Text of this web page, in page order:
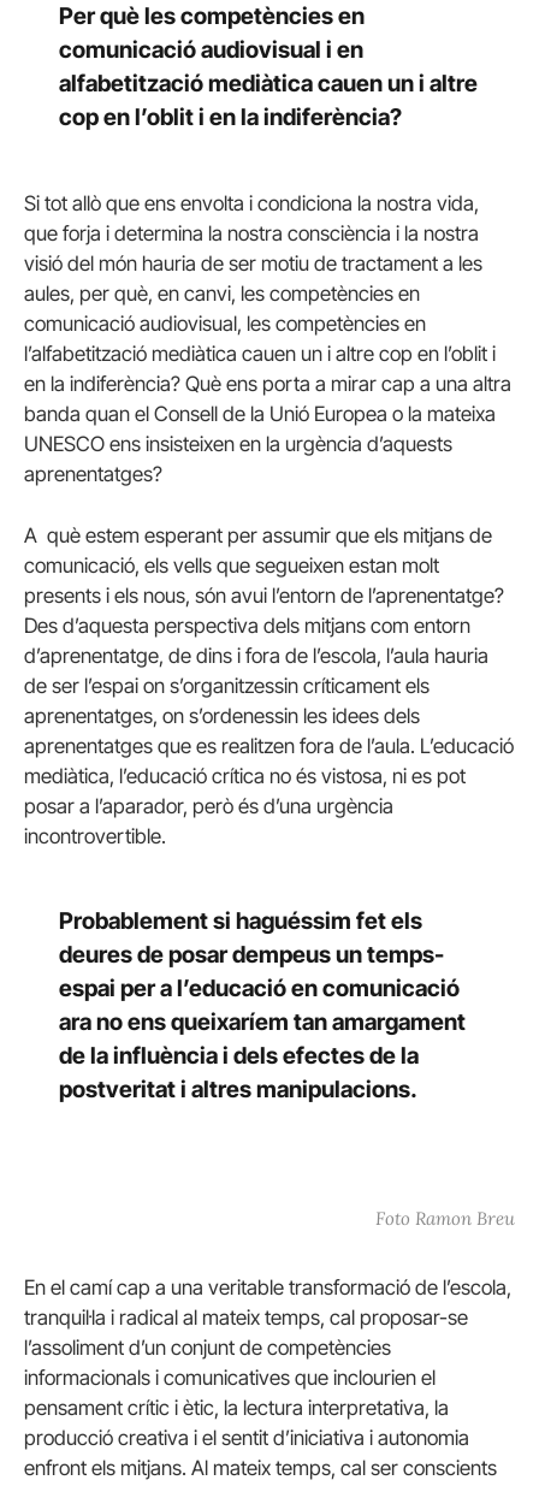
Per què les competències en
comunicació audiovisual i en
alfabetització mediàtica cauen un i altre
cop en l’oblit i en la indiferència?
Si tot allò que ens envolta i condiciona la nostra vida,
que forja i determina la nostra consciència i la nostra
visió del món hauria de ser motiu de tractament a les
aules, per què, en canvi, les competències en
comunicació audiovisual, les competències en
l’alfabetització mediàtica cauen un i altre cop en l’oblit i
en la indiferència? Què ens porta a mirar cap a una altra
banda quan el Consell de la Unió Europea o la mateixa
UNESCO ens insisteixen en la urgència d’aquests
aprenentatges?
A què estem esperant per assumir que els mitjans de
comunicació, els vells que segueixen estan molt
presents i els nous, són avui l’entorn de l’aprenentatge?
Des d’aquesta perspectiva dels mitjans com entorn
d’aprenentatge, de dins i fora de l’escola, l’aula hauria
de ser l’espai on s’organitzessin críticament els
aprenentatges, on s’ordenessin les idees dels
aprenentatges que es realitzen fora de l’aula. L’educació
mediàtica, l’educació crítica no és vistosa, ni es pot
posar a l’aparador, però és d’una urgència
incontrovertible.
Probablement si haguéssim fet els
deures de posar dempeus un temps-
espai per a l’educació en comunicació
ara no ens queixaríem tan amargament
de la influència i dels efectes de la
postveritat i altres manipulacions.
Foto Ramon Breu
En el camí cap a una veritable transformació de l’escola,
tranquil·la i radical al mateix temps, cal proposar-se
l’assoliment d’un conjunt de competències
informacionals i comunicatives que inclourien el
pensament crític i ètic, la lectura interpretativa, la
producció creativa i el sentit d’iniciativa i autonomia
enfront els mitjans. Al mateix temps, cal ser conscients